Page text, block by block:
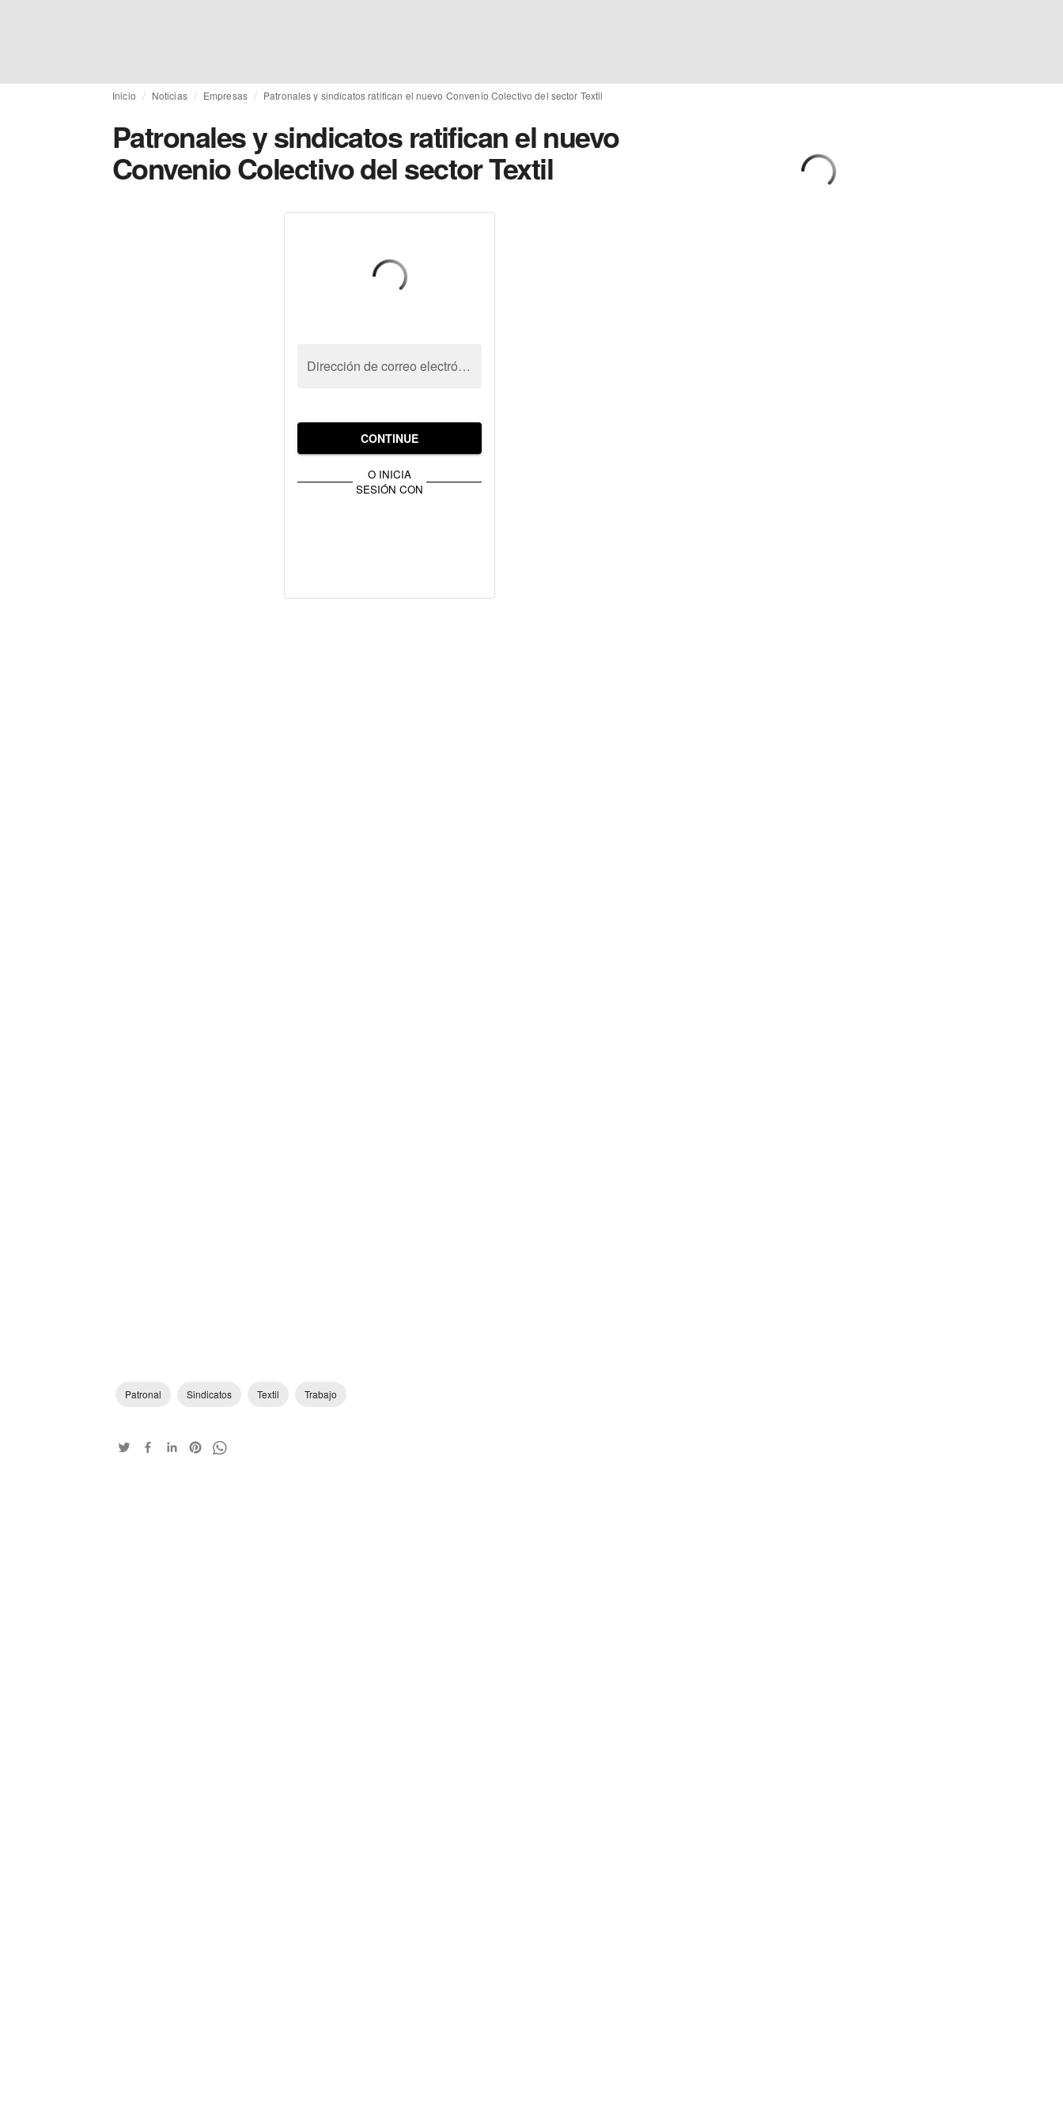
Inicio Noticias Empresas Patronales y sindicatos ratifican el nuevo Convenio Colectivo del sector Textil
Patronales y sindicatos ratifican el nuevo
Convenio Colectivo del sector Textil
Dirección de correo electrónico
CONTINUE
O INICIA
SESIÓN CON
Patronal Sindicatos Textil Trabajo